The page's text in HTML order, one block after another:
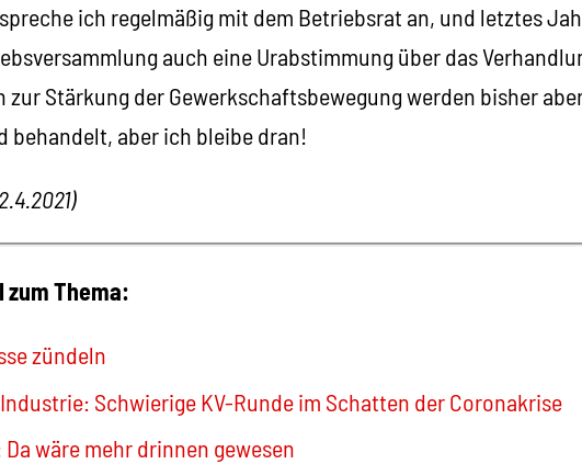
ich regelmäßig mit dem Betriebsrat an, und letztes
auch eine Urabstimmung über das
zur Stärkung der Gewerkschaftsbewegung werden bisher
behandelt, aber ich bleibe dran!
zum Thema:
zündeln
Schwierige KV-Runde im Schatten der Coronakrise
Da wäre mehr drinnen gewesen